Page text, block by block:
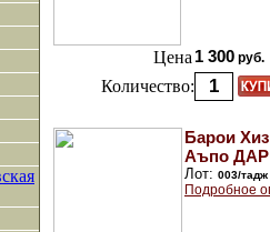
Цена 1 300 руб.
Количество:
Барои
Аъпо
Лот: 003/тадж
Подробное